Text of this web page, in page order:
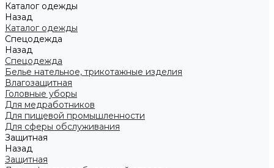
Каталог одежды
Назад
Каталог одежды
Спецодежда
Назад
Спецодежда
Белье нательное, трикотажные изделия
Влагозащитная
Головные уборы
Для медработников
Для пищевой промышленности
Для сферы обслуживания
Защитная
Назад
Защитная